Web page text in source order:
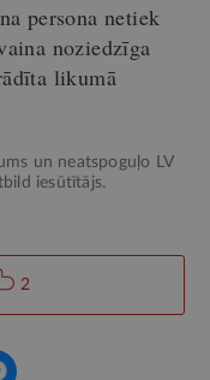
persona netiek
noziedzīga
likumā
un neatspoguļo LV
iesūtītājs.
2